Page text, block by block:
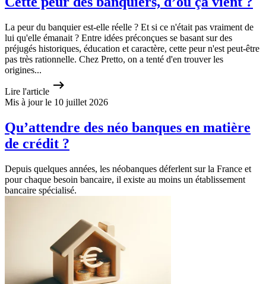
La peur du banquier est-elle réelle ? Et si ce n'était pas vraiment de
lui qu'elle émanait ? Entre idées préconçues se basant sur des
préjugés historiques, éducation et caractère, cette peur n'est peut-être
pas très rationnelle. Chez Pretto, on a tenté d'en trouver les
origines...
Lire l'article
Mis à jour le 10 juillet 2026
Qu’attendre des néo banques en matière
de crédit ?
Depuis quelques années, les néobanques déferlent sur la France et
pour chaque besoin bancaire, il existe au moins un établissement
bancaire spécialisé.